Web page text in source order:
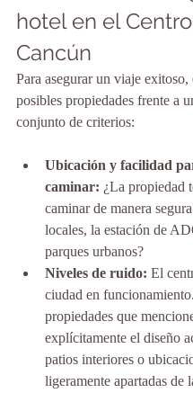
hotel en el
Cancún
Para asegurar un viaje exitoso,
posibles propiedades frente a
conjunto de criterios:
Ubicación y facilidad
caminar: ¿La propiedad
caminar de manera
locales, la estación de
parques urbanos?
Niveles de ruido: El
ciudad en
propiedades que
explícitamente el diseño
patios interiores o
ligeramente apartadas de